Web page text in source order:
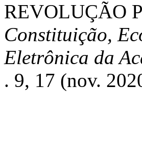
REVOLUÇÃO
Constituição,
Eletrônica da
. 9, 17 (nov.